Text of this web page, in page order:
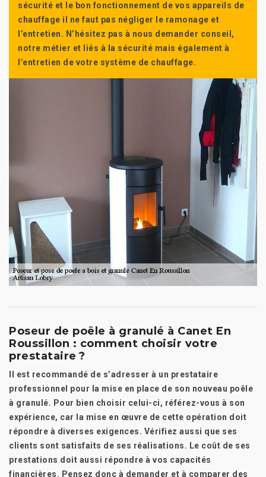
sécurité et le bon fonctionnement de vos appareils de
chauffage il ne faut pas négliger le ramonage et
l’entretien. N’hésitez pas à nous demander conseil,
notre métier et liés à la sécurité mais également à
l’entretien de votre système de chauffage.
Poseur de poêle à granulé à Canet En
Roussillon : comment choisir votre
prestataire ?
Il est recommandé de s’adresser à un prestataire
professionnel pour la mise en place de son nouveau poêle
à granulé. Pour bien choisir celui-ci, référez-vous à son
expérience, car la mise en œuvre de cette opération doit
répondre à diverses exigences. Vérifiez aussi que ses
clients sont satisfaits de ses réalisations. Le coût de ses
prestations doit aussi répondre à vos capacités
financières. Pensez donc à demander et à comparer des